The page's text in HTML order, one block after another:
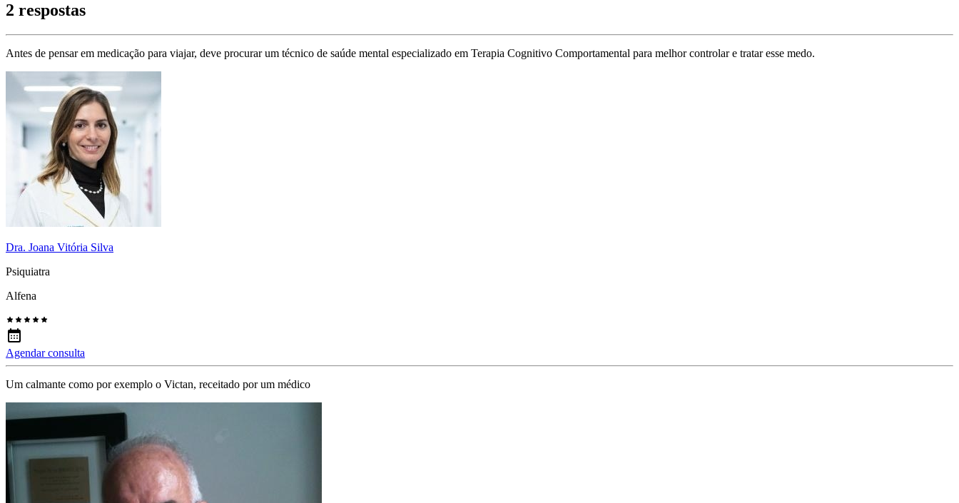
2 respostas
Antes de pensar em medicação para viajar, deve procurar um técnico de saúde mental especializado em Terapia Cognitivo Comportamental para melhor controlar e tratar esse medo.
Dra. Joana Vitória Silva
Psiquiatra
Alfena
Agendar consulta
Um calmante como por exemplo o Victan, receitado por um médico